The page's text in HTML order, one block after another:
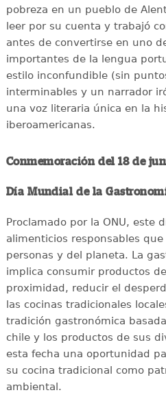
pobreza en un pueblo de
leer por su cuenta y trabajó
antes de convertirse en uno
importantes de la lengua
estilo inconfundible (sin
interminables y un narrador
una voz literaria única en la
iberoamericanas.
Conmemoración del 18 de
Día Mundial de la
Proclamado por la ONU, este
alimenticios responsables
personas y del planeta. La
implica consumir productos
proximidad, reducir el
las cocinas tradicionales
tradición gastronómica
chile y los productos de sus
esta fecha una oportunidad
su cocina tradicional como
ambiental.